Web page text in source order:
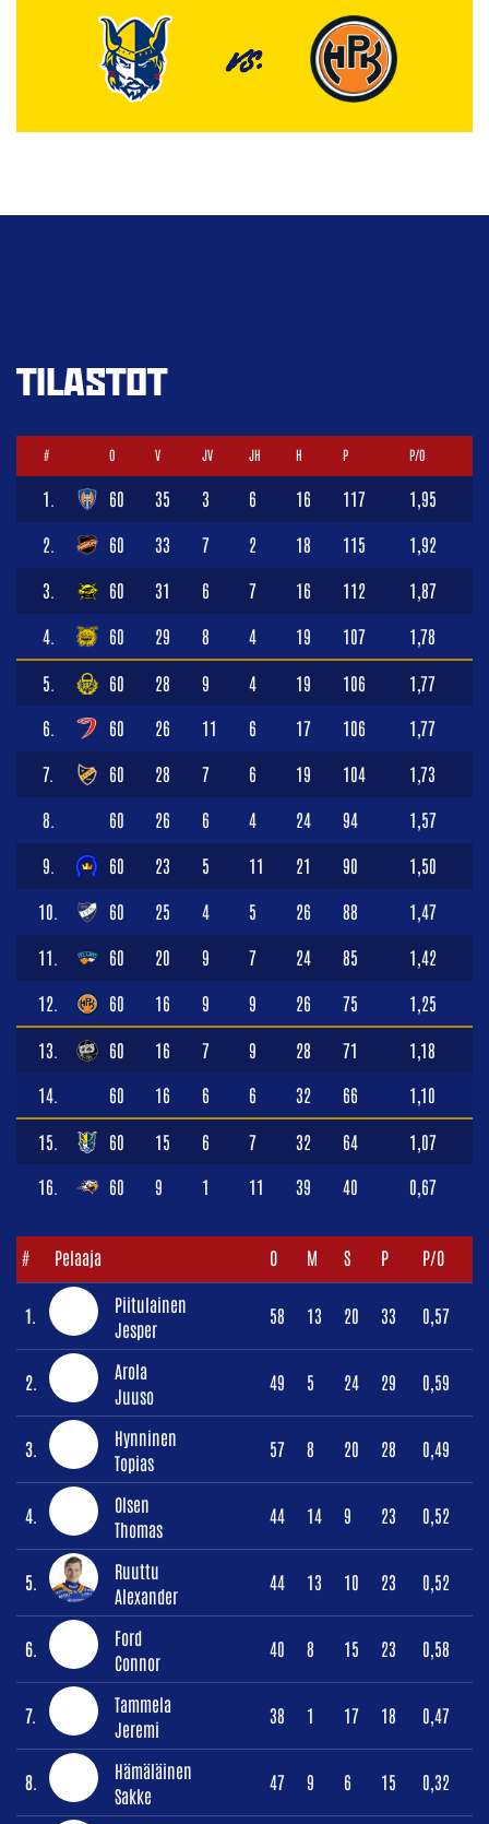
VS.
TILASTOT
# O V JV JH H P P/O
1. 60 35 3 6 16 117 1,95
2. 60 33 7 2 18 115 1,92
3. 60 31 6 7 16 112 1,87
4. 60 29 8 4 19 107 1,78
5. 60 28 9 4 19 106 1,77
6. 60 26 11 6 17 106 1,77
7. 60 28 7 6 19 104 1,73
8. 60 26 6 4 24 94 1,57
9. 60 23 5 11 21 90 1,50
10. 60 25 4 5 26 88 1,47
11. 60 20 9 7 24 85 1,42
12. 60 16 9 9 26 75 1,25
13. 60 16 7 9 28 71 1,18
14. 60 16 6 6 32 66 1,10
15. 60 15 6 7 32 64 1,07
16. 60 9 1 11 39 40 0,67
# Pelaaja O M S P P/O
1.
Piitulainen
Jesper
58 13 20 33 0,57
2.
Arola
Juuso
49 5 24 29 0,59
3.
Hynninen
Topias
57 8 20 28 0,49
4.
Olsen
Thomas
44 14 9 23 0,52
5.
Ruuttu
Alexander
44 13 10 23 0,52
6.
Ford
Connor
40 8 15 23 0,58
7.
Tammela
Jeremi
38 1 17 18 0,47
8.
Hämäläinen
Sakke
47 9 6 15 0,32